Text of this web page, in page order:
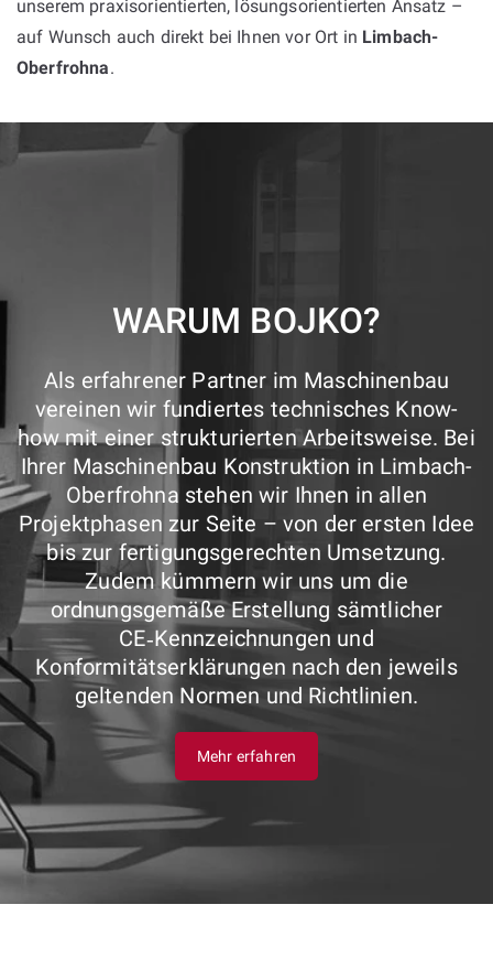
unserem praxisorientierten, lösungsorientierten Ansatz –
auf Wunsch auch direkt bei Ihnen vor Ort in Limbach-
Oberfrohna.
WARUM BOJKO?
Als erfahrener Partner im Maschinenbau
vereinen wir fundiertes technisches Know-
how mit einer strukturierten Arbeitsweise. Bei
Ihrer Maschinenbau Konstruktion in Limbach-
Oberfrohna stehen wir Ihnen in allen
Projektphasen zur Seite – von der ersten Idee
bis zur fertigungsgerechten Umsetzung.
Zudem kümmern wir uns um die
ordnungsgemäße Erstellung sämtlicher
CE‑Kennzeichnungen und
Konformitätserklärungen nach den jeweils
geltenden Normen und Richtlinien.
Mehr erfahren